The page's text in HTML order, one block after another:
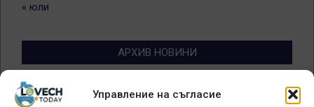
Управление на съгласие
« юли
АРХИВ НОВИНИ
Архив
новини